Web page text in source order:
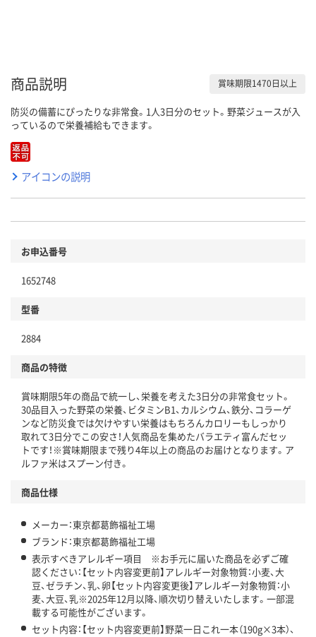
商品説明 賞味期限1470日以上
防災の備蓄にぴったりな非常食。1人3日分のセット。野菜ジュースが入
っているので栄養補給もできます。
アイコンの説明
お申込番号
1652748
型番
2884
商品の特徴
賞味期限5年の商品で統一し、栄養を考えた3日分の非常食セット。
30品目入った野菜の栄養、ビタミンB1、カルシウム、鉄分、コラーゲ
ンなど防災食では欠けやすい栄養はもちろんカロリーもしっかり
取れて3日分でこの安さ！人気商品を集めたバラエティ富んだセッ
トです！※賞味期限まで残り4年以上の商品のお届けとなります。ア
ルファ米はスプーン付き。
商品仕様
メーカー：東京都葛飾福祉工場
ブランド：東京都葛飾福祉工場
表示すべきアレルギー項目 ※お手元に届いた商品を必ずご確
認ください：【セット内容変更前】アレルギー対象物質：小麦、大
豆、ゼラチン、乳、卵【セット内容変更後】アレルギー対象物質：小
麦、大豆、乳※2025年12月以降、順次切り替えいたします。一部混
載する可能性がございます。
セット内容：【セット内容変更前】野菜一日これ一本（190g×3本）、